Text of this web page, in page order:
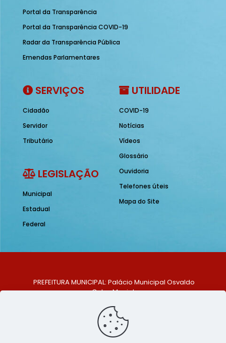
Portal da Transparência
Portal da Transparência COVID-19
Radar da Transparência Pública
Emendas Parlamentares
SERVIÇOS
Cidadão
Servidor
Tributário
LEGISLAÇÃO
Municipal
Estadual
Federal
UTILIDADE
COVID-19
Notícias
Vídeos
Glossário
Ouvidoria
Telefones úteis
Mapa do Site
PREFEITURA MUNICIPAL: Palácio Municipal Osvaldo
Celso Maciel
Centro, São Bento do Una - PE. CEP: 553370-128
TELEFONE: (81) 99548-1569
E-MAIL: ouvidoria@saobentodouna.pe.gov.br